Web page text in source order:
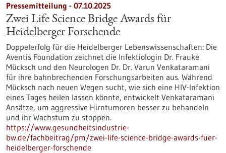
Pressemitteilung - 07.10.2025
Zwei Life Science Bridge Awards für
Heidelberger Forschende
Doppelerfolg für die Heidelberger Lebenswissenschaften: Die
Aventis Foundation zeichnet die Infektiologin Dr. Frauke
Mücksch und den Neurologen Dr. Dr. Varun Venkataramani
für ihre bahnbrechenden Forschungsarbeiten aus. Während
Mücksch nach neuen Wegen sucht, wie sich eine HIV-Infektion
eines Tages heilen lassen könnte, entwickelt Venkataramani
Ansätze, um aggressive Hirntumoren besser zu behandeln
und ihr Wachstum zu stoppen.
https://www.gesundheitsindustrie-
bw.de/fachbeitrag/pm/zwei-life-science-bridge-awards-fuer-
heidelberger-forschende